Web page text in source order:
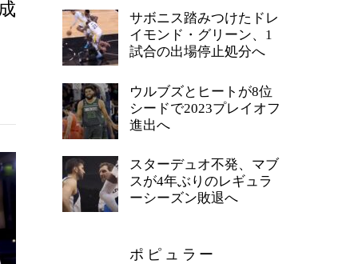
サボニス踏みつけたドレ
イモンド・グリーン、1
試合の出場停止処分へ
ウルブズとヒートが8位
シードで2023プレイオフ
進出へ
スターデュオ不発、マブ
スが4年ぶりのレギュラ
ーシーズン敗退へ
ポピュラー